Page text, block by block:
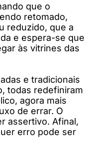
que o
retomado,
reduzido, que a
e espera-se que
às vitrines das
e tradicionais
todas redefiniram
agora mais
de errar. O
assertivo. Afinal,
erro pode ser